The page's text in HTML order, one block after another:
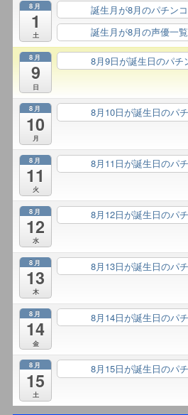
8月
1
土
誕生月が8月のパチン
誕生月が8月の声優一覧
8月
9
日
8月9日が誕生日のパチ
8月
10
月
8月10日が誕生日のパ
8月
11
火
8月11日が誕生日のパ
8月
12
水
8月12日が誕生日のパ
8月
13
木
8月13日が誕生日のパ
8月
14
金
8月14日が誕生日のパ
8月
15
土
8月15日が誕生日のパ